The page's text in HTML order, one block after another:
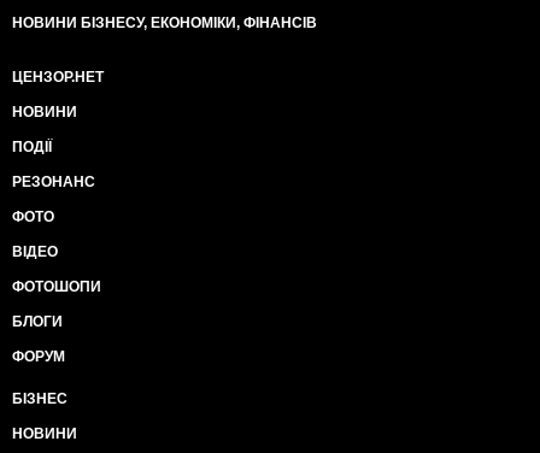
НОВИНИ БІЗНЕСУ, ЕКОНОМІКИ, ФІНАНСІВ
ЦЕНЗОР.НЕТ
НОВИНИ
ПОДІЇ
РЕЗОНАНС
ФОТО
ВІДЕО
ФОТОШОПИ
БЛОГИ
ФОРУМ
БІЗНЕС
НОВИНИ